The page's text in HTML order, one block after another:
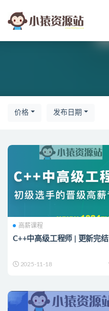
价格 发布日期
高薪课程
C++中高级工程师 | 更新完结
2025-11-18